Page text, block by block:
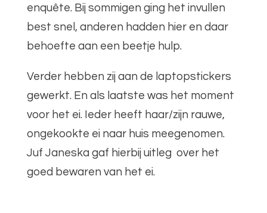
enquête. Bij sommigen ging het invullen
best snel, anderen hadden hier en daar
behoefte aan een beetje hulp.
Verder hebben zij aan de laptopstickers
gewerkt. En als laatste was het moment
voor het ei. Ieder heeft haar/zijn rauwe,
ongekookte ei naar huis meegenomen.
Juf Janeska gaf hierbij uitleg over het
goed bewaren van het ei.